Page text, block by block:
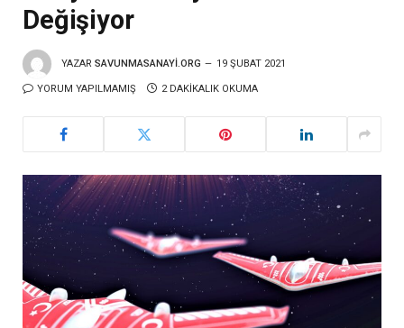
Değişiyor
YAZAR SAVUNMASANAYI.ORG 19 ŞUBAT 2021
YORUM YAPILMAMIŞ 2 DAKIKALIK OKUMA